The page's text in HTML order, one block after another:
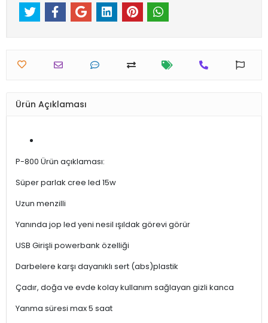
Ürün Açıklaması
P-800 Ürün açıklaması:
Süper parlak cree led 15w
Uzun menzilli
Yanında jop led yeni nesil ışıldak görevi görür
USB Girişli powerbank özelliği
Darbelere karşı dayanıklı sert (abs)plastik
Çadır, doğa ve evde kolay kullanım sağlayan gizli kanca
Yanma süresi max 5 saat